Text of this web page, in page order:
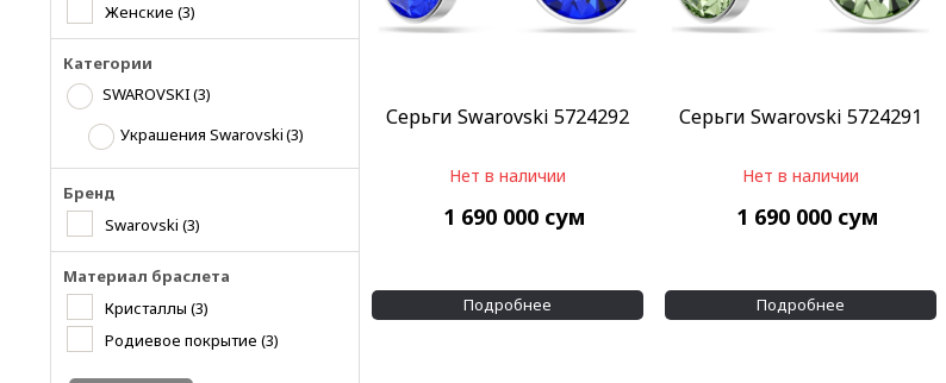
Женские (3)
Категории
SWAROVSKI(3)
Украшения Swarovski(3)
Бренд
Swarovski (3)
Материал браслета
Кристаллы (3)
Родиевое покрытие (3)
Серьги Swarovski 5724292
Нет в наличии
1 690 000 сум
Подробнее
Серьги Swarovski 5724291
Нет в наличии
1 690 000 сум
Подробнее